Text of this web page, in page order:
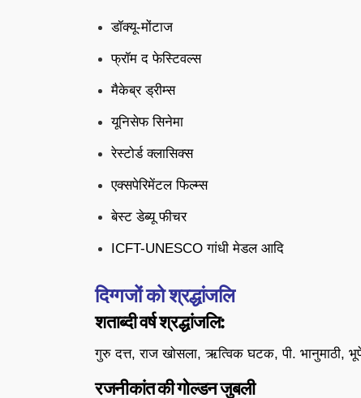
डॉक्यू-मोंटाज
फ्रॉम द फेस्टिवल्स
मैकेब्र ड्रीम्स
यूनिसेफ सिनेमा
रेस्टोर्ड क्लासिक्स
एक्सपेरिमेंटल फिल्म्स
बेस्ट डेब्यू फीचर
ICFT-UNESCO गांधी मेडल आदि
दिग्गजों को श्रद्धांजलि
शताब्दी वर्ष श्रद्धांजलि:
गुरु दत्त, राज खोसला, ऋत्विक घटक, पी. भानुमाठी,
रजनीकांत की गोल्डन जुबली